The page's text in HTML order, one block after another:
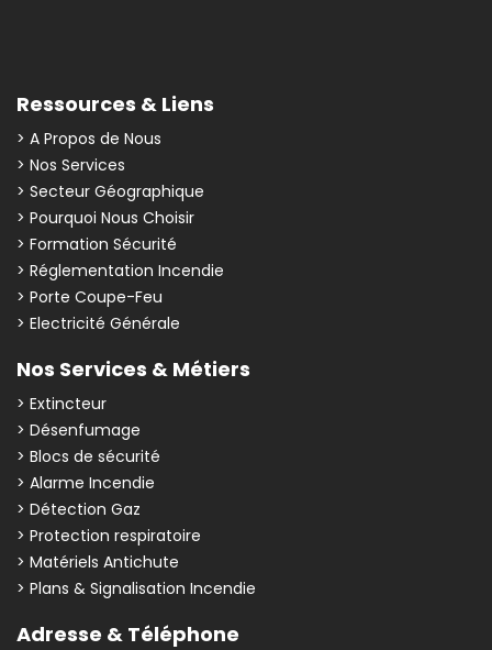
Ressources & Liens
> A Propos de Nous
> Nos Services
> Secteur Géographique
> Pourquoi Nous Choisir
> Formation Sécurité
> Réglementation Incendie
> Porte Coupe-Feu
> Electricité Générale
Nos Services & Métiers
> Extincteur
> Désenfumage
> Blocs de sécurité
> Alarme Incendie
> Détection Gaz
> Protection respiratoire
> Matériels Antichute
> Plans & Signalisation Incendie
Adresse & Téléphone